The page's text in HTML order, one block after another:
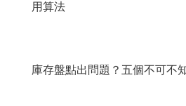
用算法
庫存盤點出問題？五個不可不